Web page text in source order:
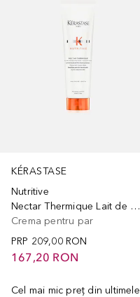
KÉRASTASE
Nutritive
Nectar Thermique Lait de Beaute Anti-Frizz
Crema pentru par
PRP 209,00 RON
167,20 RON
Cel mai mic preț din ultimele